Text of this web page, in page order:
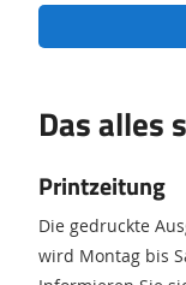
Das alles
Printzeitung
Die gedruckte
wird Montag bis